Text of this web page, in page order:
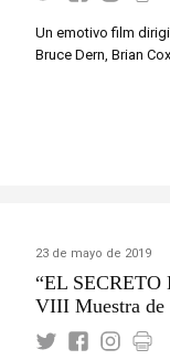
Un emotivo film
Bruce Dern, Brian
23 de mayo de 2019
“EL SECRETO
VIII Muestra de